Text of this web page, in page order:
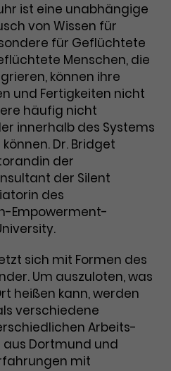
Das Cookie
um Informationen
speichern, wie
eine Website
hilft bei der Erstellung
über die
der Website. Die
Daten umfassen in
Form die Anzahl
die Quelle, aus der sie
und die besuchten
von Google Analytics
Bestimmte
speichert
zu Werbeklicks und
von
zu Google Ads-
wird verwendet, um
mit
zu messen und
Funktionen
ist eine unabhängige
von Wissen für
für Geflüchtete
Menschen, die
können ihre
und Fertigkeiten nicht
häufig nicht
innerhalb des Systems
Dr. Bridget
der
der Silent
des
Empowerment-
sich mit Formen des
Um auszuloten, was
heißen kann, werden
verschiedene
Arbeits-
Dortmund und
mit